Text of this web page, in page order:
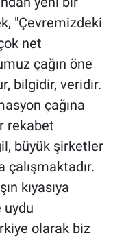
"Çevremizdeki
net
çağın öne
bilgidir, veridir.
çağına
rekabet
büyük şirketler
kıyasıya
uydu
olarak biz